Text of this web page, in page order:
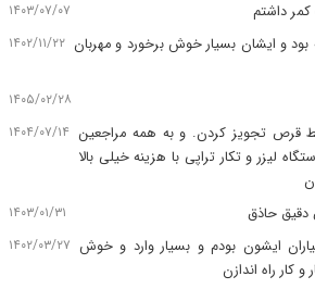
داشتم ۱۴۰۳/۰۷/۰۷
بود و ایشان بسیار خوش برخورد و مهربان ۱۴۰۲/۱۱/۲۲
۱۴۰۵/۰۲/۲۸
قرص تجویز کردن. و به همه مراجعین
لیزر و تکار تراپی با هزینه خیلی بالا
۱۴۰۴/۰۷/۱۴
حاذق ۱۴۰۳/۰۱/۳۱
ایشون بودم و بسیار وارد و خوش
و کار راه اندازن
۱۴۰۲/۰۳/۲۷